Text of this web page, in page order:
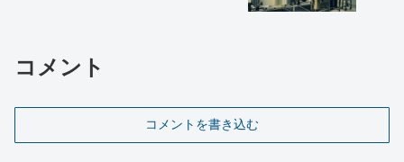
コメント
コメントを書き込む